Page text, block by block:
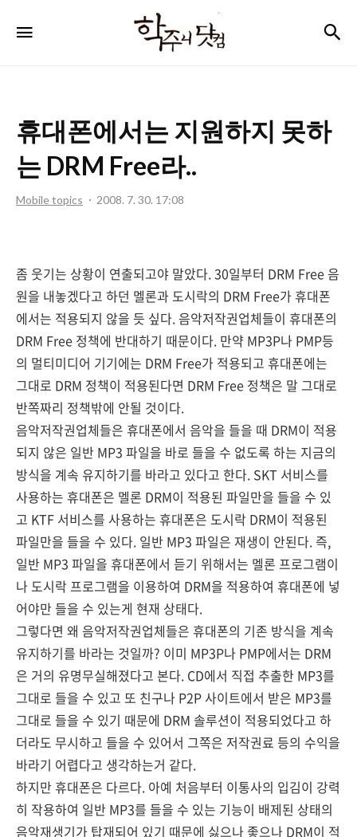
주
컴
휴대폰에서는 지원하지 못하
는 DRM Free라..
Mobile topics 2008. 7. 30. 17:08
좀 웃기는 상황이 연출되고야 말았다. 30일부터 DRM Free 음
원을 내놓겠다고 하던 멜론과 도시락의 DRM Free가 휴대폰
에서는 적용되지 않을 듯 싶다. 음악저작권업체들이 휴대폰의
DRM Free 정책에 반대하기 때문이다. 만약 MP3P나 PMP등
의 멀티미디어 기기에는 DRM Free가 적용되고 휴대폰에는
그대로 DRM 정책이 적용된다면 DRM Free 정책은 말 그대로
반쪽짜리 정책밖에 안될 것이다.
음악저작권업체들은 휴대폰에서 음악을 들을 때 DRM이 적용
되지 않은 일반 MP3 파일을 바로 들을 수 없도록 하는 지금의
방식을 계속 유지하기를 바라고 있다고 한다. SKT 서비스를
사용하는 휴대폰은 멜론 DRM이 적용된 파일만을 들을 수 있
고 KTF 서비스를 사용하는 휴대폰은 도시락 DRM이 적용된
파일만을 들을 수 있다. 일반 MP3 파일은 재생이 안된다. 즉,
일반 MP3 파일을 휴대폰에서 듣기 위해서는 멜론 프로그램이
나 도시락 프로그램을 이용하여 DRM을 적용하여 휴대폰에 넣
어야만 들을 수 있는게 현재 상태다.
그렇다면 왜 음악저작권업체들은 휴대폰의 기존 방식을 계속
유지하기를 바라는 것일까? 이미 MP3P나 PMP에서는 DRM
은 거의 유명무실해졌다고 본다. CD에서 직접 추출한 MP3를
그대로 들을 수 있고 또 친구나 P2P 사이트에서 받은 MP3를
그대로 들을 수 있기 때문에 DRM 솔루션이 적용되었다고 하
더라도 무시하고 들을 수 있어서 그쪽은 저작권료 등의 수익을
바라기 어렵다고 생각하는거 같다.
하지만 휴대폰은 다르다. 아예 처음부터 이통사의 입김이 강력
히 작용하여 일반 MP3를 들을 수 있는 기능이 배제된 상태의
음악재생기가 탑재되어 있기 때문에 싫으나 좋으나 DRM이 적